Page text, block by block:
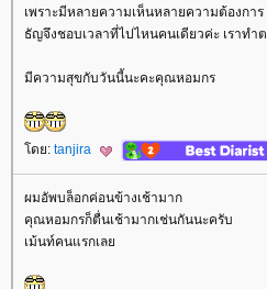
เพราะมีหลายความเห็นหลายความต้องกา
ธัญจึงชอบเวลาที่ไปไหนคนเดียวค่ะ เราทำ
มีความสุขกับวันนี้นะคะคุณหอมกร
ดย: tanjira
ผมอัพบล็อกค่อนข้างเช้ามาก
คุณหอมกรก็ตื่นเช้ามากเช่นกันนะครับ
เม้นท์คนแรกเล